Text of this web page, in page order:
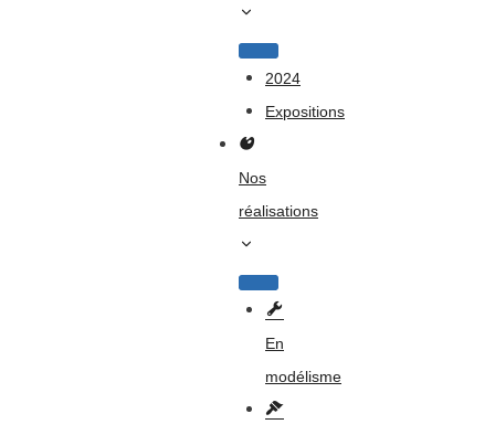
2024
Expositions
Nos
réalisations
En
modélisme